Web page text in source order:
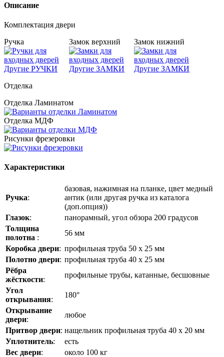
Описание
Комплектация двери
Ручка
Другие РУЧКИ
Замок верхний
Другие ЗАМКИ
Замок нижний
Другие ЗАМКИ
Отделка
Отделка Ламинатом
Отделка МДФ
Рисунки фрезеровки
Характеристики
Ручка:
базовая, нажимная на планке, цвет медный
антик (или другая ручка из каталога
(доп.опция))
Глазок:
панорамный, угол обзора 200 градусов
Толщина
полотна :
56 мм
Коробка двери: профильная труба 50 х 25 мм
Полотно двери: профильная труба 40 х 25 мм
Рёбра
жёсткости:
профильные трубы, катанные, бесшовные
Угол
открывания:
180°
Открывание
двери:
любое
Притвор двери: нащельник профильная труба 40 х 20 мм
Уплотнитель:
есть
Вес двери:
около 100 кг